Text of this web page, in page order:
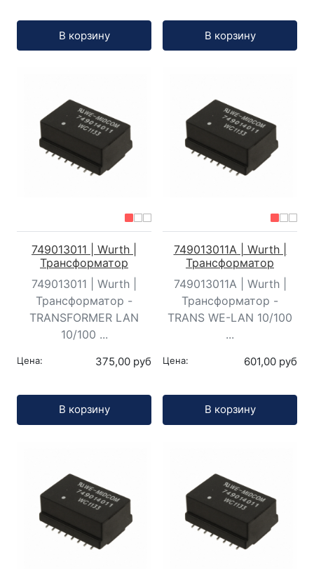
В корзину В корзину
749013011 | Wurth |
Трансформатор
749013011 | Wurth |
Трансформатор -
TRANSFORMER LAN
10/100 ...
Цена: 375,00 руб
В корзину
749013011A | Wurth |
Трансформатор
749013011A | Wurth |
Трансформатор -
TRANS WE-LAN 10/100
...
Цена: 601,00 руб
В корзину